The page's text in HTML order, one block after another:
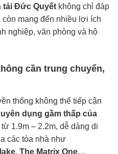
tải Đức Quyết không chỉ đáp
mang đến nhiều lợi ích
nghiệp, văn phòng và hộ
cần trung chuyển,
thống không thể tiếp cận
dụng gầm thấp của
1.9m – 2.2m, dễ dàng di
các tòa nhà như
The Matrix One…